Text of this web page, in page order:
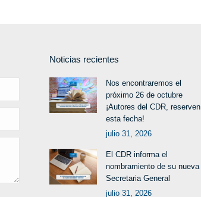
Noticias recientes
Nos encontraremos el
próximo 26 de octubre
¡Autores del CDR, reserven
esta fecha!
julio 31, 2026
El CDR informa el
nombramiento de su nueva
Secretaria General
julio 31, 2026